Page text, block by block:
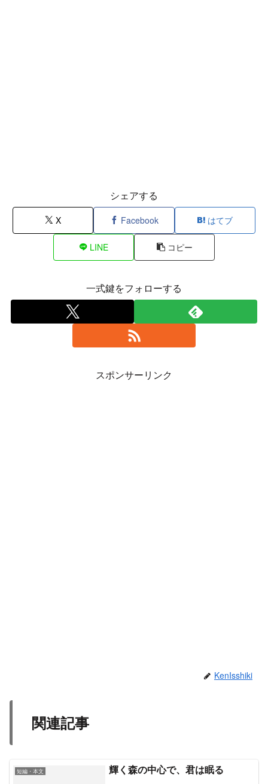
シェアする
X Facebook はてブ
LINE コピー
一式鍵をフォローする
スポンサーリンク
KenIsshiki
関連記事
短編・本文 輝く森の中心で、君は眠る